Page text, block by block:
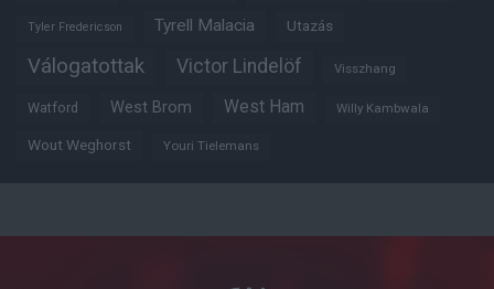
Tyler Fredericson Tyrell Malacia Utazás
Válogatottak Victor Lindelöf Visszhang
Watford West Brom West Ham Willy Kambwala
Wout Weghorst Youri Tielemans